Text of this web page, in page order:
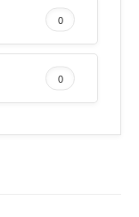
0
0